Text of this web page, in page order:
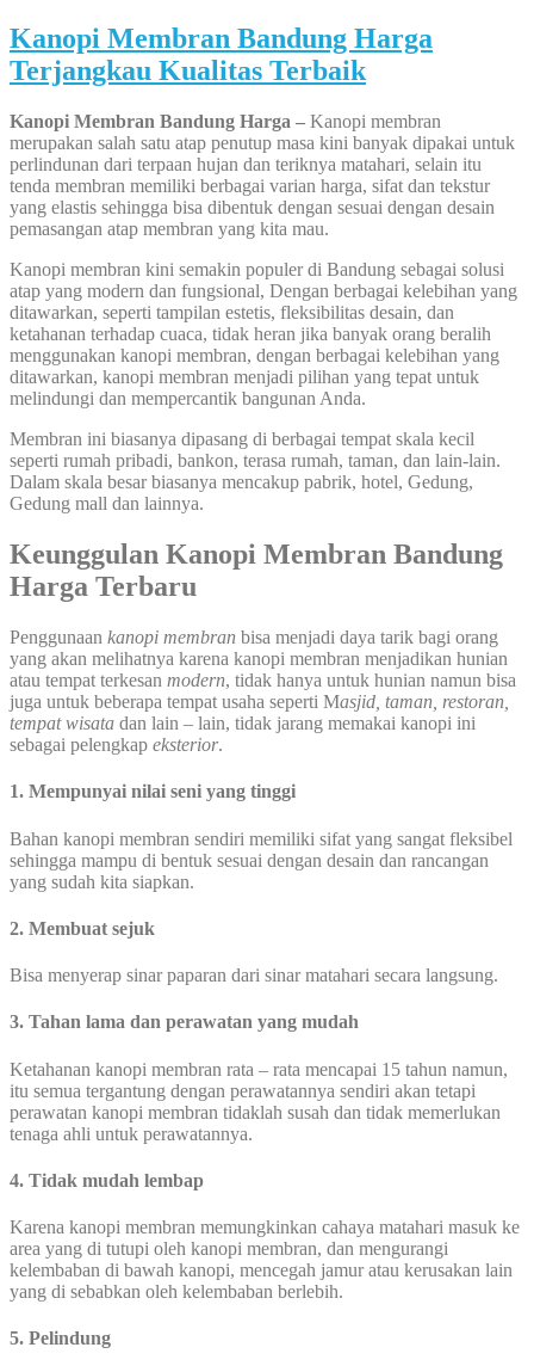
Kanopi Membran Bandung Harga
Terjangkau Kualitas Terbaik
Kanopi Membran Bandung Harga – Kanopi membran
merupakan salah satu atap penutup masa kini banyak dipakai untuk
perlindunan dari terpaan hujan dan teriknya matahari, selain itu
tenda membran memiliki berbagai varian harga, sifat dan tekstur
yang elastis sehingga bisa dibentuk dengan sesuai dengan desain
pemasangan atap membran yang kita mau.
Kanopi membran kini semakin populer di Bandung sebagai solusi
atap yang modern dan fungsional, Dengan berbagai kelebihan yang
ditawarkan, seperti tampilan estetis, fleksibilitas desain, dan
ketahanan terhadap cuaca, tidak heran jika banyak orang beralih
menggunakan kanopi membran, dengan berbagai kelebihan yang
ditawarkan, kanopi membran menjadi pilihan yang tepat untuk
melindungi dan mempercantik bangunan Anda.
Membran ini biasanya dipasang di berbagai tempat skala kecil
seperti rumah pribadi, bankon, terasa rumah, taman, dan lain-lain.
Dalam skala besar biasanya mencakup pabrik, hotel, Gedung,
Gedung mall dan lainnya.
Keunggulan Kanopi Membran Bandung
Harga Terbaru
Penggunaan kanopi membran bisa menjadi daya tarik bagi orang
yang akan melihatnya karena kanopi membran menjadikan hunian
atau tempat terkesan modern, tidak hanya untuk hunian namun bisa
juga untuk beberapa tempat usaha seperti Masjid, taman, restoran,
tempat wisata dan lain – lain, tidak jarang memakai kanopi ini
sebagai pelengkap eksterior.
1. Mempunyai nilai seni yang tinggi
Bahan kanopi membran sendiri memiliki sifat yang sangat fleksibel
sehingga mampu di bentuk sesuai dengan desain dan rancangan
yang sudah kita siapkan.
2. Membuat sejuk
Bisa menyerap sinar paparan dari sinar matahari secara langsung.
3. Tahan lama dan perawatan yang mudah
Ketahanan kanopi membran rata – rata mencapai 15 tahun namun,
itu semua tergantung dengan perawatannya sendiri akan tetapi
perawatan kanopi membran tidaklah susah dan tidak memerlukan
tenaga ahli untuk perawatannya.
4. Tidak mudah lembap
Karena kanopi membran memungkinkan cahaya matahari masuk ke
area yang di tutupi oleh kanopi membran, dan mengurangi
kelembaban di bawah kanopi, mencegah jamur atau kerusakan lain
yang di sebabkan oleh kelembaban berlebih.
5. Pelindung